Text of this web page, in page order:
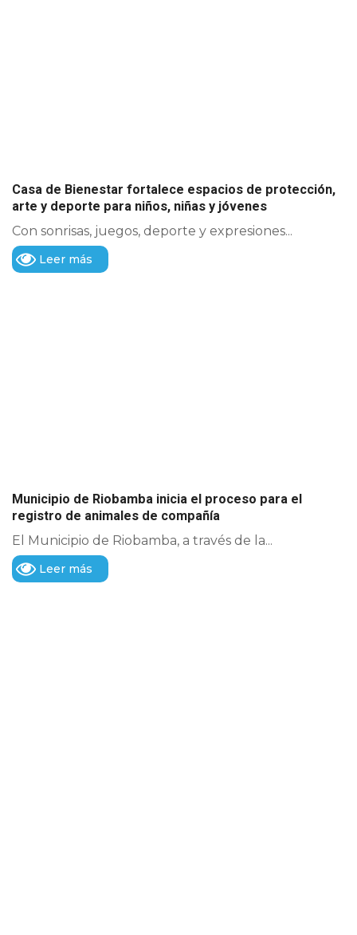
Casa de Bienestar fortalece espacios de protección,
arte y deporte para niños, niñas y jóvenes
Con sonrisas, juegos, deporte y expresiones...
Leer más
Municipio de Riobamba inicia el proceso para el
registro de animales de compañía
El Municipio de Riobamba, a través de la...
Leer más